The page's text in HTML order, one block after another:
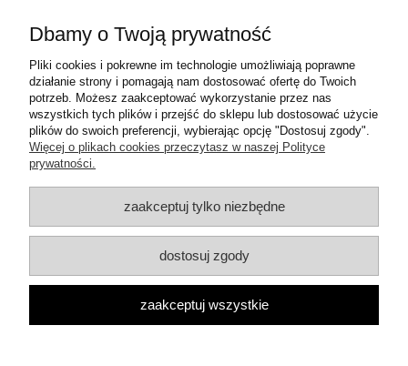
Warunki zakupów
Moje konto
Informacje o sklepie
Dane teleadresowe:
04-857 Warszawa
E-mail: dzambhala@dzambhala.pl
pokaż pełną wersję strony
Dbamy o Twoją prywatność
Pliki cookies i pokrewne im technologie umożliwiają poprawne
działanie strony i pomagają nam dostosować ofertę do Twoich
potrzeb. Możesz zaakceptować wykorzystanie przez nas
wszystkich tych plików i przejść do sklepu lub dostosować użycie
plików do swoich preferencji, wybierając opcję "Dostosuj zgody".
Więcej o plikach cookies przeczytasz w naszej Polityce
prywatności.
zaakceptuj tylko niezbędne
dostosuj zgody
zaakceptuj wszystkie